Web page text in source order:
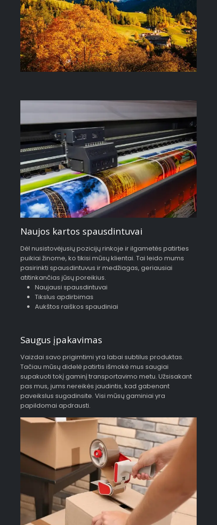
Naujos kartos spausdintuvai
Dėl nusistovėjusių pozicijų rinkoje ir ilgametės patirties
puikiai žinome, ko tikisi mūsų klientai. Tai leido mums
pasirinkti spausdintuvus ir medžiagas, geriausiai
atitinkančias jūsų poreikius.
Naujausi spausdintuvai
Tikslus apdirbimas
Aukštos raiškos spaudiniai
Saugus įpakavimas
Vaizdai savo prigimtimi yra labai subtilus produktas.
Tačiau mūsų didelė patirtis išmokė mus saugiai
supakuoti tokį gaminį transportavimo metu. Užsisakant
pas mus, jums nereikės jaudintis, kad gabenant
paveikslus sugadinsite. Visi mūsų gaminiai yra
papildomai apdrausti.